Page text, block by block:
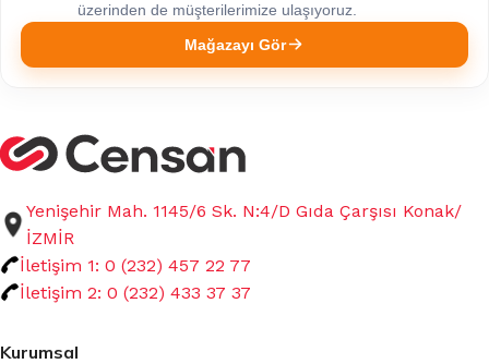
üzerinden de müşterilerimize ulaşıyoruz.
Mağazayı Gör
Yenişehir Mah. 1145/6 Sk. N:4/D Gıda Çarşısı Konak/
İZMİR
İletişim 1: 0 (232) 457 22 77
İletişim 2: 0 (232) 433 37 37
Kurumsal